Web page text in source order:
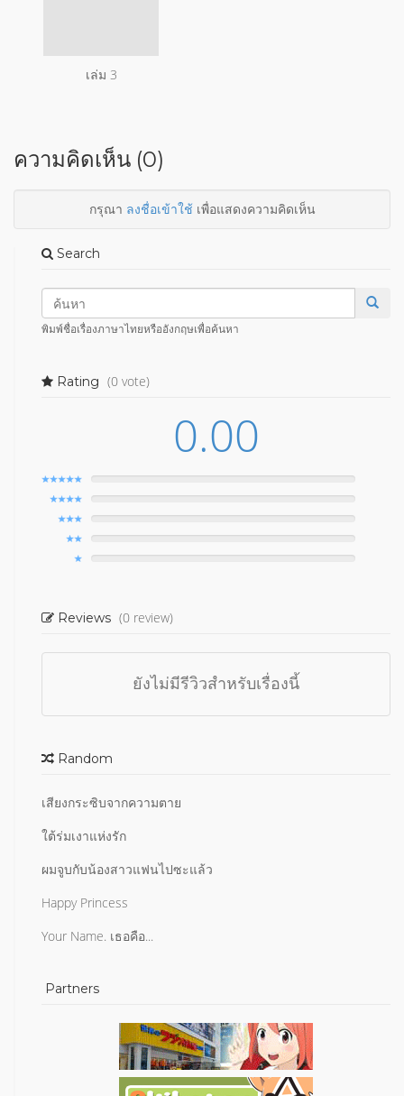
เล่ม 3
ความคิดเห็น (0)
กรุณา ลงชื่อเข้าใช้เพื่อแสดงความคิดเห็น
Search
พิมพ์ชื่อเรื่องภาษาไทยหรืออังกฤษเพื่อค้นหา
Rating (0 vote)
0.00
Reviews (0 review)
ยังไม่มีรีวิวสำหรับเรื่องนี้
Random
เสียงกระซิบจากความตาย
ใต้ร่มเงาแห่งรัก
ผมจูบกับน้องสาวแฟนไปซะแล้ว
Happy Princess
Your Name. เธอคือ...
Partners